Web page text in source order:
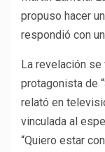
propuso hacer
respondió con
La revelación
protagonista de
relató en
vinculada al
“Quiero estar